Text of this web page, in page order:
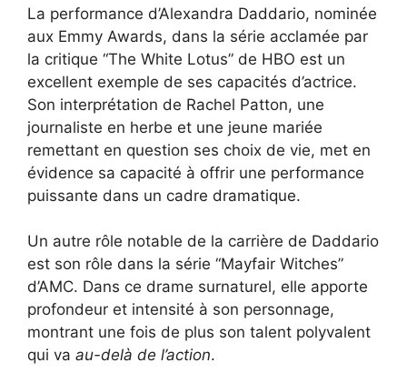
La performance d’Alexandra Daddario, nominée
aux Emmy Awards, dans la série acclamée par
la critique “The White Lotus” de HBO est un
excellent exemple de ses capacités d’actrice.
Son interprétation de Rachel Patton, une
journaliste en herbe et une jeune mariée
remettant en question ses choix de vie, met en
évidence sa capacité à offrir une performance
puissante dans un cadre dramatique.
Un autre rôle notable de la carrière de Daddario
est son rôle dans la série “Mayfair Witches”
d’AMC. Dans ce drame surnaturel, elle apporte
profondeur et intensité à son personnage,
montrant une fois de plus son talent polyvalent
qui va au-delà de l’action.